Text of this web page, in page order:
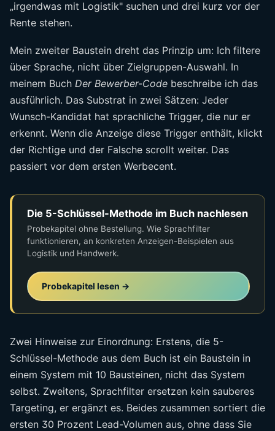
„irgendwas mit Logistik" suchen und drei kurz vor der
Rente stehen.
Mein zweiter Baustein dreht das Prinzip um: Ich filtere
über Sprache, nicht über Zielgruppen-Auswahl. In
meinem Buch Der Bewerber-Code beschreibe ich das
ausführlich. Das Substrat in zwei Sätzen: Jeder
Wunsch-Kandidat hat sprachliche Trigger, die nur er
erkennt. Wenn die Anzeige diese Trigger enthält, klickt
der Richtige und der Falsche scrollt weiter. Das
passiert vor dem ersten Werbecent.
Die 5-Schlüssel-Methode im Buch nachlesen
Probekapitel ohne Bestellung. Wie Sprachfilter
funktionieren, an konkreten Anzeigen-Beispielen aus
Logistik und Handwerk.
Probekapitel lesen →
Zwei Hinweise zur Einordnung: Erstens, die 5-
Schlüssel-Methode aus dem Buch ist ein Baustein in
einem System mit 10 Bausteinen, nicht das System
selbst. Zweitens, Sprachfilter ersetzen kein sauberes
Targeting, er ergänzt es. Beides zusammen sortiert die
ersten 30 Prozent Lead-Volumen aus, ohne dass Sie